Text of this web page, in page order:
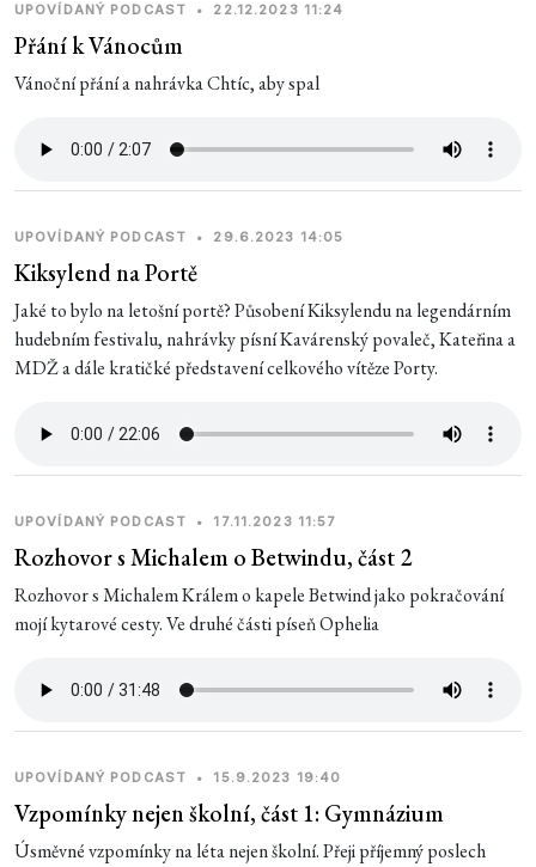
UPOVÍDANÝ PODCAST • 22.12.2023 11:24
Přání k Vánocům
Vánoční přání a nahrávka Chtíc, aby spal
UPOVÍDANÝ PODCAST • 29.6.2023 14:05
Kiksylend na Portě
Jaké to bylo na letošní portě? Působení Kiksylendu na legendárním
hudebním festivalu, nahrávky písní Kavárenský povaleč, Kateřina a
MDŽ a dále kratičké představení celkového vítěze Porty.
UPOVÍDANÝ PODCAST • 17.11.2023 11:57
Rozhovor s Michalem o Betwindu, část 2
Rozhovor s Michalem Králem o kapele Betwind jako pokračování
mojí kytarové cesty. Ve druhé části píseň Ophelia
UPOVÍDANÝ PODCAST • 15.9.2023 19:40
Vzpomínky nejen školní, část 1: Gymnázium
Úsměvné vzpomínky na léta nejen školní. Přeji příjemný poslech